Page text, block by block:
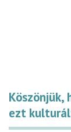
Köszönjük,
ezt